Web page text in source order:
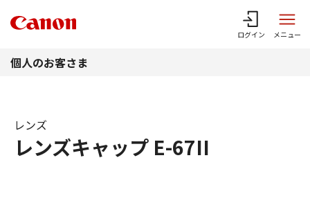
ログイン メニュー
個人のお客さま
レンズキャップ E-67II
レンズ